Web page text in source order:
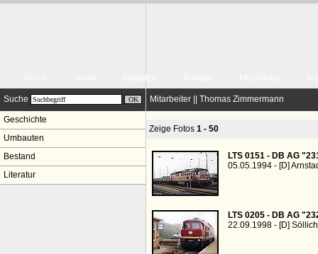
Suche
Geschichte
Umbauten
Bestand
Literatur
Mitarbeiter || Thomas Zimmermann
Zeige Fotos 1 - 50
LTS 0151 - DB AG
05.05.1994 - [D]
LTS 0205 - DB AG
22.09.1998 - [D]